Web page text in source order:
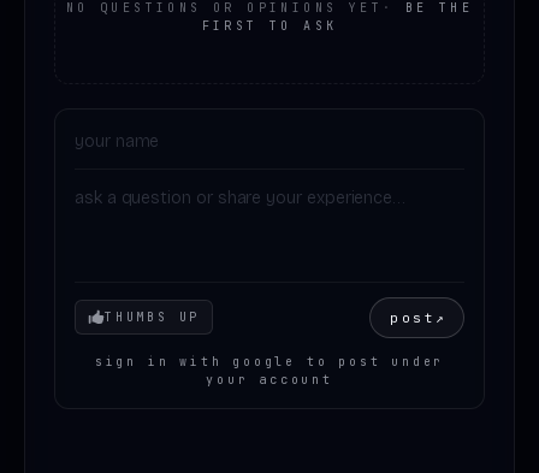
NO QUESTIONS OR OPINIONS YET ·
BE THE
FIRST TO ASK
Your mood
THUMBS UP post ↗
sign in with google to post under
your account